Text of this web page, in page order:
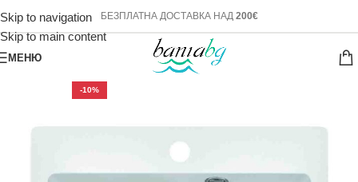
Skip to navigation
Skip to main content
БЕЗПЛАТНА ДОСТАВКА НАД 200€
МЕНЮ
-10%